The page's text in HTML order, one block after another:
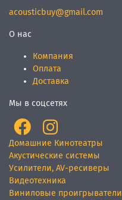
acousticbuy@gmail.com
О нас
Компания
Оплата
Доставка
Мы в соцсетях
Домашние Кинотеатры
Акустические системы
Усилители, AV-ресиверы
Видеотехника
Виниловые проигрыватели